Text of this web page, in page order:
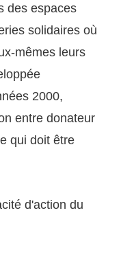
des espaces
solidaires où
mêmes leurs
2000,
entre donateur
qui doit être
d'action du